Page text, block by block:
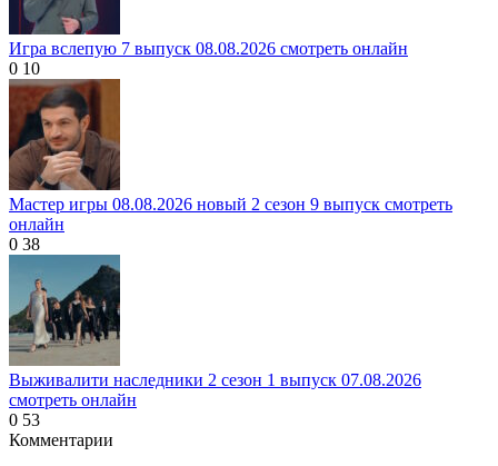
Игра вслепую 7 выпуск 08.08.2026 смотреть онлайн
0 10
Мастер игры 08.08.2026 новый 2 сезон 9 выпуск смотреть
онлайн
0 38
Выживалити наследники 2 сезон 1 выпуск 07.08.2026
смотреть онлайн
0 53
Комментарии